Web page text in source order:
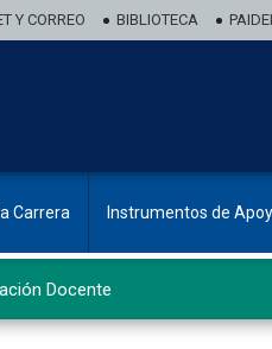
Y CORREO BIBLIOTECA
Carrera Instrumentos de
Docente